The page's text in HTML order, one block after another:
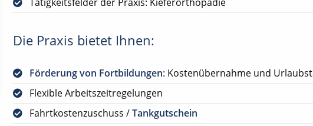
Die Praxis bietet Ihnen:
Förderung von Fortbildungen: Kostenübernahme und
Flexible Arbeitszeitregelungen
Fahrtkostenzuschuss /Tankgutschein